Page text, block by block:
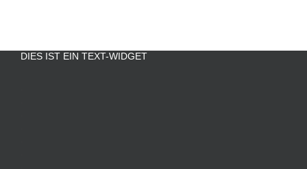
DIES IST EIN TEXT-WIDGET